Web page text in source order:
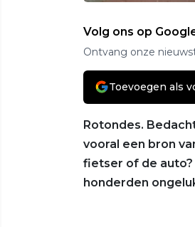
Volg ons op
Ontvang onze
Toevoegen als
Rotondes.
vooral een bron
fietser of de auto?
honderden